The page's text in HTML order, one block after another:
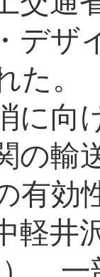
デザ
た
に向
の輸
有効
軽井